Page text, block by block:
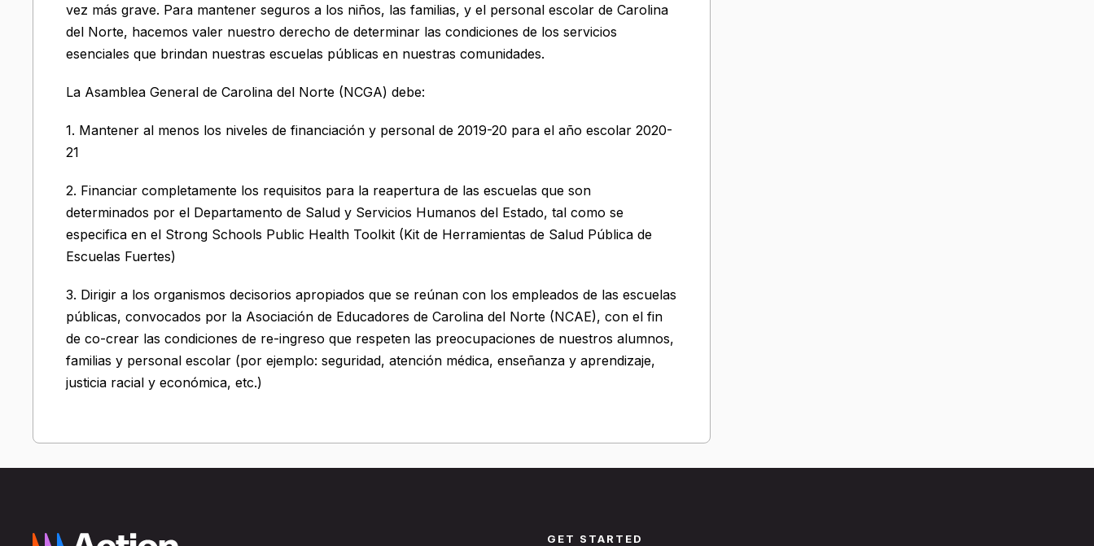
vez más grave. Para mantener seguros a los niños, las familias, y el personal escolar de Carolina
del Norte, hacemos valer nuestro derecho de determinar las condiciones de los servicios
esenciales que brindan nuestras escuelas públicas en nuestras comunidades.
La Asamblea General de Carolina del Norte (NCGA) debe:
1. Mantener al menos los niveles de financiación y personal de 2019-20 para el año escolar 2020-
21
2. Financiar completamente los requisitos para la reapertura de las escuelas que son
determinados por el Departamento de Salud y Servicios Humanos del Estado, tal como se
especifica en el Strong Schools Public Health Toolkit (Kit de Herramientas de Salud Pública de
Escuelas Fuertes)
3. Dirigir a los organismos decisorios apropiados que se reúnan con los empleados de las escuelas
públicas, convocados por la Asociación de Educadores de Carolina del Norte (NCAE), con el fin
de co-crear las condiciones de re-ingreso que respeten las preocupaciones de nuestros alumnos,
familias y personal escolar (por ejemplo: seguridad, atención médica, enseñanza y aprendizaje,
justicia racial y económica, etc.)
GET STARTED